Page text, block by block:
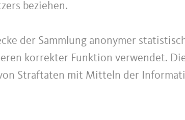
beziehen.
der Sammlung anonymer
korrekter Funktion verwendet.
Straftaten mit Mitteln der